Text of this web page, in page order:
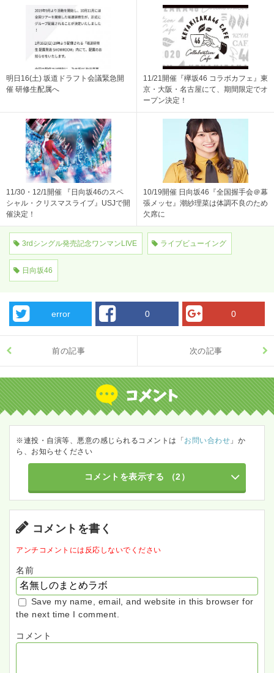
明日16(土) 坂道ドラフト会議緊急開
催 研修生配属へ
11/21開催『欅坂46 コラボカフェ』東
京・大阪・名古屋にて、期間限定でオ
ープン決定！
11/30・12/1開催 『日向坂46のスペ
シャル・クリスマスライブ』USJで開
催決定！
10/19開催 日向坂46『全国握手会＠幕
張メッセ』潮紗理菜は体調不良のため
欠席に
3rdシングル発売記念ワンマンLIVE ライブビューイング
日向坂46
error 0 0
前の記事 次の記事
※連投・自演等、悪意の感じられるコメントは「お問い合わせ 」か
ら、お知らせください
コメントを表示する （2）
コメントを書く
アンチコメントには反応しないでください
名前
Save my name, email, and website in this browser for
the next time I comment.
コメント